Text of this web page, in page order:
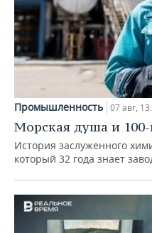
Промышленность 07 авг,
Морская душа и
История заслуженного
который 32 года знает